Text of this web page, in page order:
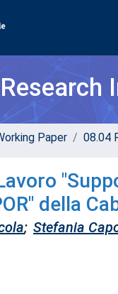
Paper 08.04
della
; Stefania